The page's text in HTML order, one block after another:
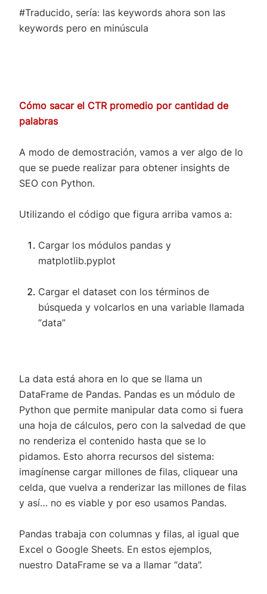
#Traducido, sería: las keywords ahora son las
keywords pero en minúscula
Cómo sacar el CTR promedio por cantidad de
palabras
A modo de demostración, vamos a ver algo de lo
que se puede realizar para obtener insights de
SEO con Python.
Utilizando el código que figura arriba vamos a:
Cargar los módulos pandas y
matplotlib.pyplot
Cargar el dataset con los términos de
búsqueda y volcarlos en una variable llamada
“data”
La data está ahora en lo que se llama un
DataFrame de Pandas. Pandas es un módulo de
Python que permite manipular data como si fuera
una hoja de cálculos, pero con la salvedad de que
no renderiza el contenido hasta que se lo
pidamos. Esto ahorra recursos del sistema:
imagínense cargar millones de filas, cliquear una
celda, que vuelva a renderizar las millones de filas
y así… no es viable y por eso usamos Pandas.
Pandas trabaja con columnas y filas, al igual que
Excel o Google Sheets. En estos ejemplos,
nuestro DataFrame se va a llamar “data”.